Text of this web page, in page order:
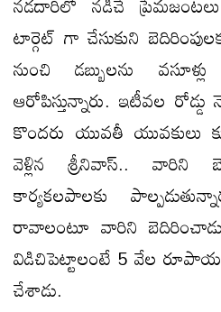
టార్గెట్ గా చేసుకుని
నుంచి డబ్బులను వసూళ్లు
ఆరోపిస్తున్నారు. ఇటీవల
కొందరు యువతీ యువకులు
వెళ్లిన శ్రీనివాస్.. వారిని
కార్యకలపాలకు
రావాలంటూ వారిని
విడిచిపెట్టాలంటే 5 వేల
చేశాడు.